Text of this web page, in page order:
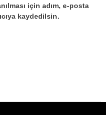
için adım, e-posta
kaydedilsin.